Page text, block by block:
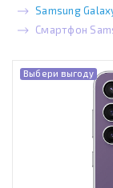
Samsung
Смартфон
Выбери выгоду